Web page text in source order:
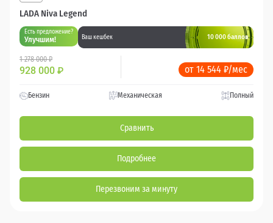
LADA Niva Legend
Есть предложение?
Улучшим! Ваш кешбек 10 000 баллов
1 278 000 ₽
928 000 ₽ от 14 544 ₽/мес
Бензин Механическая Полный
Сравнить
Подробнее
Перезвоним за минуту